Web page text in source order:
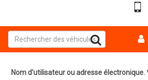
Nom d'utilisateur ou adresse électronique.